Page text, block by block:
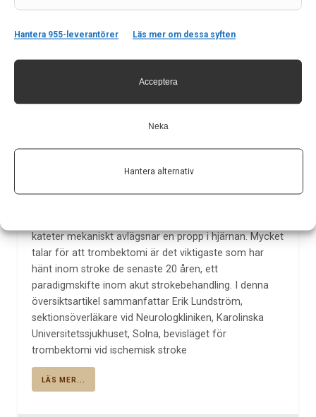
Hantera 955-leverantörer Läs mer om dessa syften
Acceptera
Neka
Hantera alternativ
stroke – ett paradigmskifte inom
akut strokebehandling
trombektomi
kateter mekaniskt avlägsnar en propp i hjärnan. Mycket
talar för att trombektomi är det viktigaste som har
hänt inom stroke de senaste 20 åren, ett
paradigmskifte inom akut strokebehandling. I denna
översiktsartikel sammanfattar Erik Lundström,
sektionsöverläkare vid Neurologkliniken, Karolinska
Universitetssjukhuset, Solna, bevisläget för
trombektomi vid ischemisk stroke
LÄS MER...